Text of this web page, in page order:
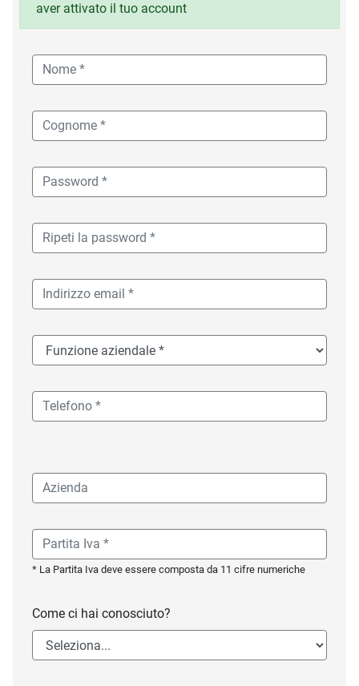
aver attivato il tuo account
* La Partita Iva deve essere composta da 11 cifre numeriche
Come ci hai conosciuto?